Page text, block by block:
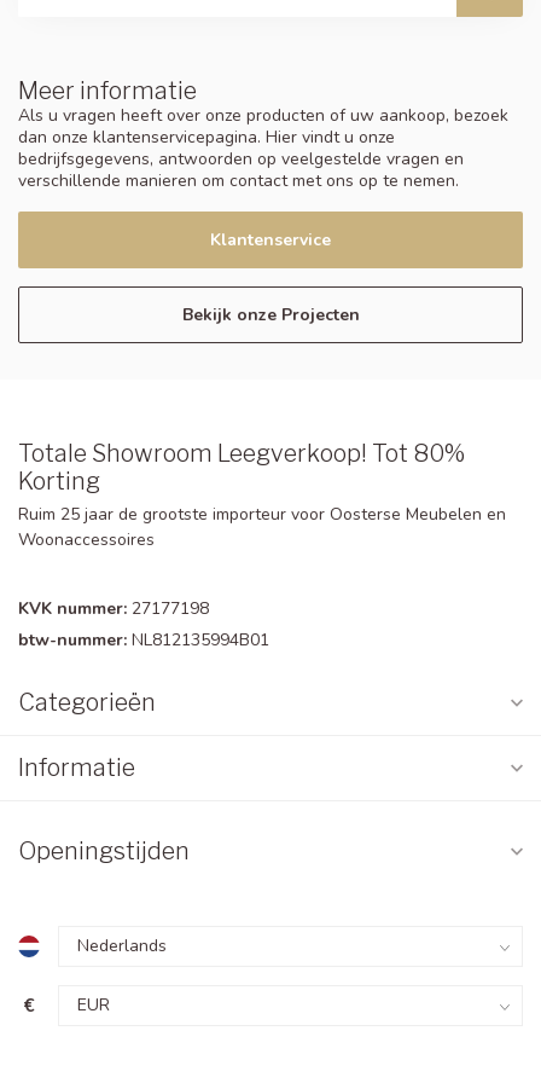
Meer informatie
Als u vragen heeft over onze producten of uw aankoop, bezoek
dan onze klantenservicepagina. Hier vindt u onze
bedrijfsgegevens, antwoorden op veelgestelde vragen en
verschillende manieren om contact met ons op te nemen.
Klantenservice
Bekijk onze Projecten
Totale Showroom Leegverkoop! Tot 80%
Korting
Ruim 25 jaar de grootste importeur voor Oosterse Meubelen en
Woonaccessoires
KVK nummer: 27177198
btw-nummer: NL812135994B01
Categorieën
Informatie
Openingstijden
€